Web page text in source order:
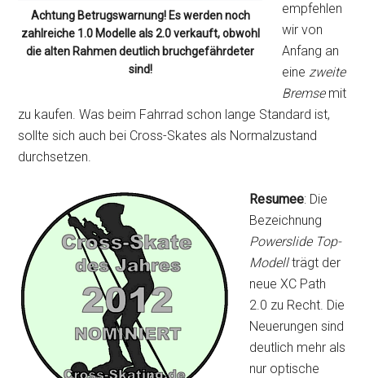
Achtung Betrugswarnung! Es werden noch
zahlreiche 1.0 Modelle als 2.0 verkauft, obwohl
die alten Rahmen deutlich bruchgefährdeter
sind!
empfehlen
wir von
Anfang an
einezweite
Bremsemit
zu kaufen. Was beim Fahrrad schon lange Standard ist,
sollte sich auch bei Cross-Skates als Normalzustand
durchsetzen.
Resumee: Die
Bezeichnung
Powerslide Top-
Modellträgt der
neue XC Path
2.0 zu Recht. Die
Neuerungen sind
deutlich mehr als
nur optische